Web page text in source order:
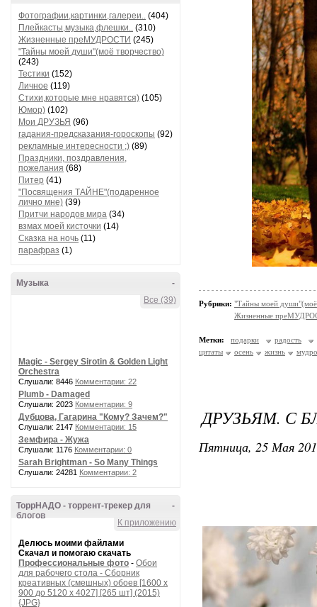
Фотографии,картинки,галереи.. (404)
Плейкасты,музыка,флешки.. (310)
Жизненные преМУДРОСТИ (245)
"Тайны моей души"(моё творчество)
(243)
Тестики (152)
Личное (119)
Стихи,которые мне нравятся) (105)
Юмор) (102)
Мои ДРУЗЬЯ (96)
гадания-предсказания-гороскопы (92)
рекламные интересности ;) (89)
Праздники, поздравления,
пожелания (68)
Питер (41)
"Посвящения ТАЙНЕ"(подаренное
лично мне) (39)
Притчи народов мира (34)
взмах моей кисточки (14)
Сказка на ночь (11)
парафраз (1)
-
Музыка
Все (39)
Magic - Sergey Sirotin & Golden Light
Orchestra
Слушали: 8446 Комментарии: 22
Plumb - Damaged
Слушали: 2023 Комментарии: 9
Дубцова, Гагарина "Кому? Зачем?"
Слушали: 2147 Комментарии: 15
Земфира - Жужа
Слушали: 1176 Комментарии: 0
Sarah Brightman - So Many Things
Слушали: 24281 Комментарии: 2
-
ТоррНАДО - торрент-трекер для
блогов
К приложению
Делюсь моими файлами
Скачал и помогаю скачать
Профессиональные фото - Обои
для рабочего стола - Сборник
креативных (смешных) обоев [1600 x
900 до 5120 x 4027] [265 шт] (2015)
{JPG}
Рубрики: "Тайны моей души"(моё
Жизненные
Метки: подарки
радость
цитаты
осень жизнь
ДРУЗЬЯМ. С
Пятница, 25 Мая